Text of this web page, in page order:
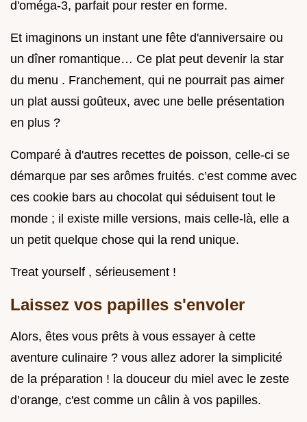
d'oméga-3, parfait pour rester en forme.
Et imaginons un instant une fête d'anniversaire ou
un dîner romantique… Ce plat peut devenir la star
du menu . Franchement, qui ne pourrait pas aimer
un plat aussi goûteux, avec une belle présentation
en plus ?
Comparé à d'autres recettes de poisson, celle-ci se
démarque par ses arômes fruités. c’est comme avec
ces cookie bars au chocolat qui séduisent tout le
monde ; il existe mille versions, mais celle-là, elle a
un petit quelque chose qui la rend unique.
Treat yourself , sérieusement !
Laissez vos papilles s'envoler
Alors, êtes vous prêts à vous essayer à cette
aventure culinaire ? vous allez adorer la simplicité
de la préparation ! la douceur du miel avec le zeste
d’orange, c'est comme un câlin à vos papilles.